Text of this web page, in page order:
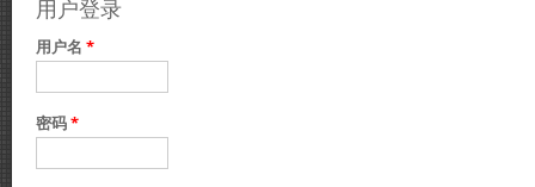
用户登录
用户名 *
密码*